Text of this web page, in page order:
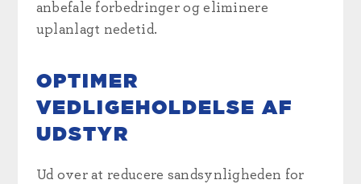
anbefale forbedringer og eliminere
uplanlagt nedetid.
OPTIMER
VEDLIGEHOLDELSE AF
UDSTYR
Ud over at reducere sandsynligheden for